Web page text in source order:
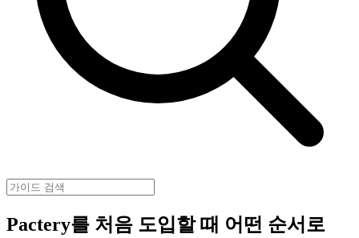
Pactery를 처음 도입할 때 어떤 순서로